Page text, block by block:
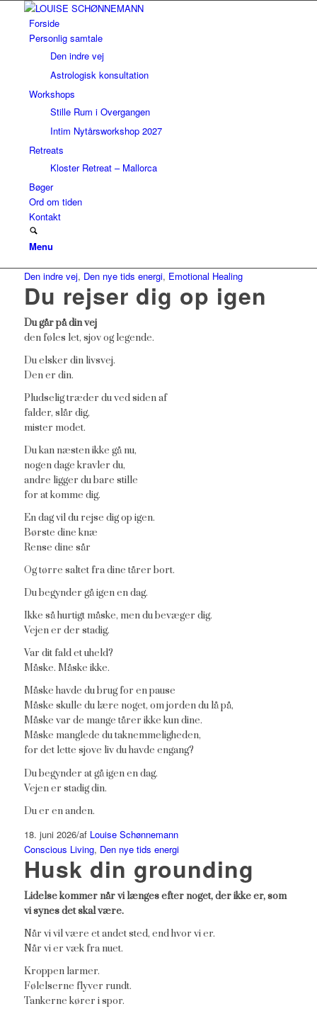
Forside
Personlig samtale
Den indre vej
Astrologisk konsultation
Workshops
Stille Rum i Overgangen
Intim Nytårsworkshop 2027
Retreats
Kloster Retreat – Mallorca
Bøger
Ord om tiden
Kontakt
Menu
Den indre vej, Den nye tids energi, Emotional Healing
Du rejser dig op igen
Du går på din vej
den føles let, sjov og legende.
Du elsker din livsvej.
Den er din.
Pludselig træder du ved siden af
falder, slår dig,
mister modet.
Du kan næsten ikke gå nu,
nogen dage kravler du,
andre ligger du bare stille
for at komme dig.
En dag vil du rejse dig op igen.
Børste dine knæ
Rense dine sår
Og tørre saltet fra dine tårer bort.
Du begynder gå igen en dag.
Ikke så hurtigt måske, men du bevæger dig.
Vejen er der stadig.
Var dit fald et uheld?
Måske. Måske ikke.
Måske havde du brug for en pause
Måske skulle du lære noget, om jorden du lå på,
Måske var de mange tårer ikke kun dine.
Måske manglede du taknemmeligheden,
for det lette sjove liv du havde engang?
Du begynder at gå igen en dag.
Vejen er stadig din.
Du er en anden.
18. juni 2026/af Louise Schønnemann
Conscious Living, Den nye tids energi
Husk din grounding
Lidelse kommer når vi længes efter noget, der ikke er, som
vi synes det skal være.
Når vi vil være et andet sted, end hvor vi er.
Når vi er væk fra nuet.
Kroppen larmer.
Følelserne flyver rundt.
Tankerne kører i spor.